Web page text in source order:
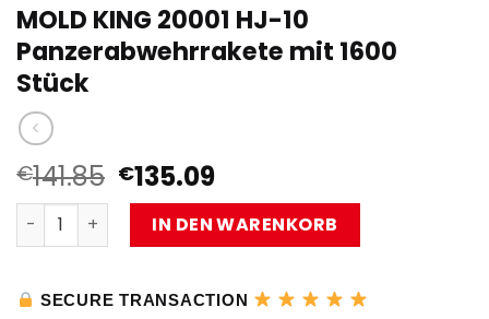
MOLD KING 20001 HJ-10
Panzerabwehrrakete mit 1600
Stück
€141.85 Ursprünglicher
Preis
war:
€141.85
€135.09Aktueller
Preis
ist:
€135.09.
MOLD KING 20001 HJ-10 Panzerabwehrrakete mit 1600
IN DEN WARENKORB
SECURE TRANSACTION